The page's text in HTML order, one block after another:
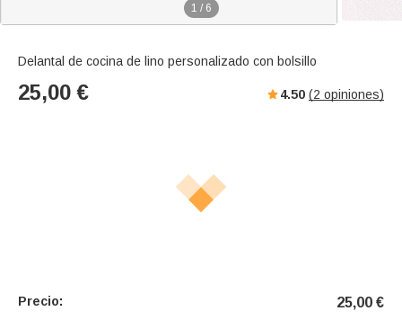
1 / 6
Delantal de cocina de lino personalizado con bolsillo
25,00 € 4.50 (2 opiniones)
Precio: 25,00 €